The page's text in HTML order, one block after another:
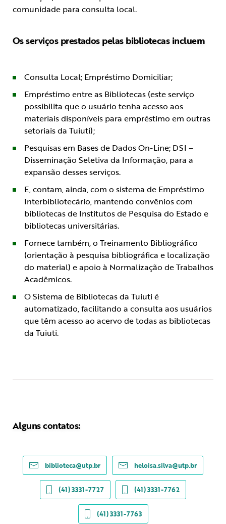
comunidade para consulta local.
Os serviços prestadospelas bibliotecas incluem
Consulta Local; Empréstimo Domiciliar;
Empréstimo entre as Bibliotecas (este serviço
possibilita que o usuário tenha acesso aos
materiais disponíveis para empréstimo em outras
setoriais da Tuiuti);
Pesquisas em Bases de Dados On-Line; DSI –
Disseminação Seletiva da Informação, para a
expansão desses serviços.
E, contam, ainda, com o sistema de Empréstimo
Interbibliotecário, mantendo convênios com
bibliotecas de Institutos de Pesquisa do Estado e
bibliotecas universitárias.
Fornece também, o Treinamento Bibliográfico
(orientação à pesquisa bibliográfica e localização
do material) e apoio à Normalização de Trabalhos
Acadêmicos.
O Sistema de Bibliotecas da Tuiuti é
automatizado, facilitando a consulta aos usuários
que têm acesso ao acervo de todas as bibliotecas
da Tuiuti.
Alguns contatos:
biblioteca@utp.br heloisa.silva@utp.br
(41) 3331-7727 (41) 3331-7762
(41) 3331-7763